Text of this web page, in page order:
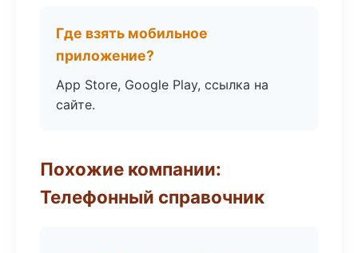
Где взять мобильное
приложение?
App Store, Google Play, ссылка на
сайте.
Похожие компании:
Телефонный справочник